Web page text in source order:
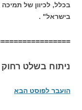
בכלל, לכיוון של
בישראל" .
ניתוח בשלט רחוק
הועבר לפוסט הבא